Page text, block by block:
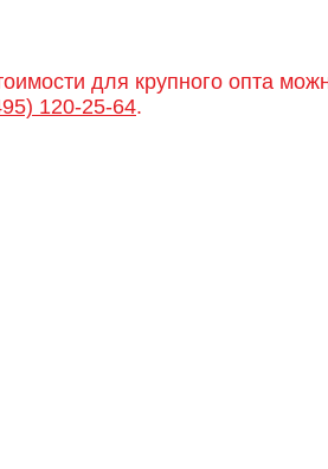
для крупного опта
120-25-64.